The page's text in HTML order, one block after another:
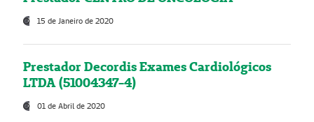
15 de Janeiro de 2020
Prestador Decordis Exames Cardiológicos
LTDA (51004347-4)
01 de Abril de 2020